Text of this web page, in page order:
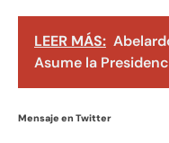
LEER MÁS:
Asume la
Mensaje en Twitter